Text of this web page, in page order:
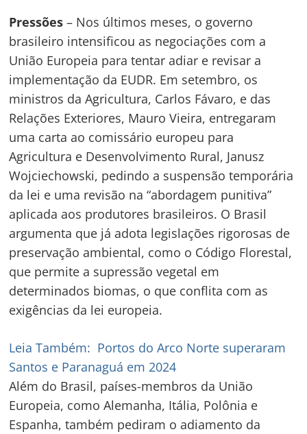
Pressões – Nos últimos meses, o governo
brasileiro intensificou as negociações com a
União Europeia para tentar adiar e revisar a
implementação da EUDR. Em setembro, os
ministros da Agricultura, Carlos Fávaro, e das
Relações Exteriores, Mauro Vieira, entregaram
uma carta ao comissário europeu para
Agricultura e Desenvolvimento Rural, Janusz
Wojciechowski, pedindo a suspensão temporária
da lei e uma revisão na “abordagem punitiva”
aplicada aos produtores brasileiros. O Brasil
argumenta que já adota legislações rigorosas de
preservação ambiental, como o Código Florestal,
que permite a supressão vegetal em
determinados biomas, o que conflita com as
exigências da lei europeia.
Leia Também: Portos do Arco Norte superaram
Santos e Paranaguá em 2024
Além do Brasil, países-membros da União
Europeia, como Alemanha, Itália, Polônia e
Espanha, também pediram o adiamento da